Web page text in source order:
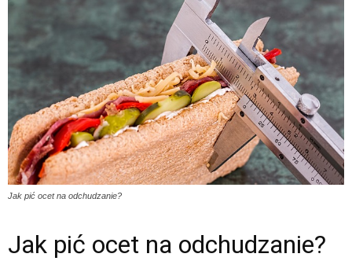
Jak pić ocet na odchudzanie?
Jak pić ocet na odchudzanie?